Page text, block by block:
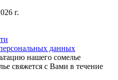
г.
данных
нашего сомелье
свяжется с Вами в течение